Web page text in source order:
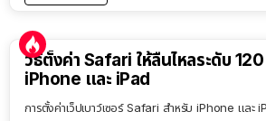
วิธีตั้งค่า Safari ให้ลื่นไหลระดับ
iPhone และ iPad
การตั้งค่าเว็ปเบาว์เซอร์ Safari สำหรับ iPhone และ